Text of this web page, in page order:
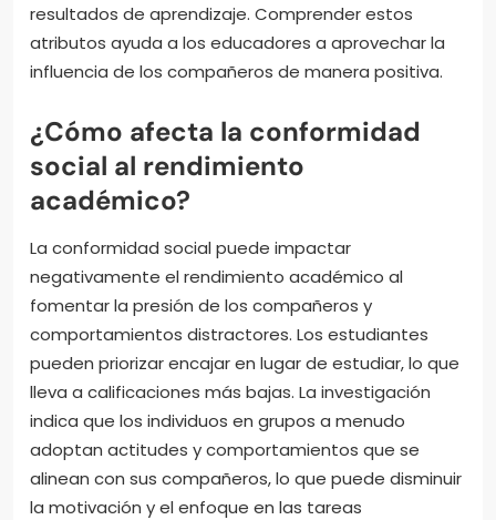
resultados de aprendizaje. Comprender estos
atributos ayuda a los educadores a aprovechar la
influencia de los compañeros de manera positiva.
¿Cómo afecta la conformidad
social al rendimiento
académico?
La conformidad social puede impactar
negativamente el rendimiento académico al
fomentar la presión de los compañeros y
comportamientos distractores. Los estudiantes
pueden priorizar encajar en lugar de estudiar, lo que
lleva a calificaciones más bajas. La investigación
indica que los individuos en grupos a menudo
adoptan actitudes y comportamientos que se
alinean con sus compañeros, lo que puede disminuir
la motivación y el enfoque en las tareas